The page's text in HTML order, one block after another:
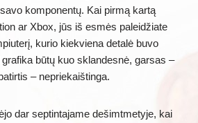
komponentų. Kai pirmą kartą
ar Xbox, jūs iš esmės paleidžiate
kurio kiekviena detalė buvo
būtų kuo sklandesnė, garsas –
– nepriekaištinga.
dar septintajame dešimtmetyje, kai